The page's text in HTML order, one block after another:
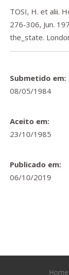
TOSI, H. et alii.
276-306, Jun.
the_state.
Submetido em:
08/05/1984
Aceito em:
23/10/1985
Publicado em:
06/10/2019
Home